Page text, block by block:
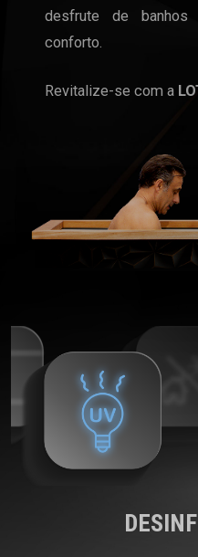
desfrute de
conforto.
Revitalize-se com a